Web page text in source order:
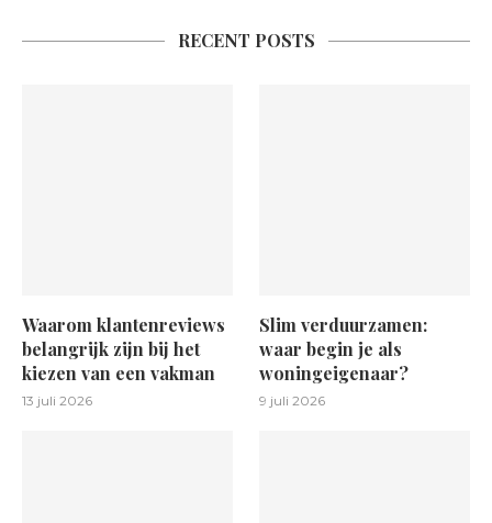
RECENT POSTS
Waarom klantenreviews
belangrijk zijn bij het
kiezen van een vakman
13 juli 2026
Slim verduurzamen:
waar begin je als
woningeigenaar?
9 juli 2026